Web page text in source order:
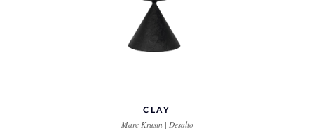
CLAY
Marc Krusin | Desalto